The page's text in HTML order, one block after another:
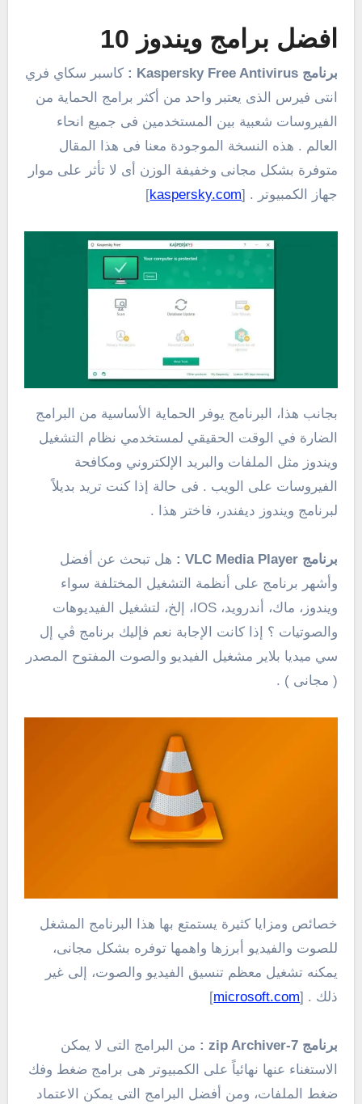
افضل برامج ويندوز 10
برنامج Kaspersky Free Antivirus : كاسبر سكاي فري
انتى فيرس الذى يعتبر واحد من أكثر برامج الحماية من
الفيروسات شعبية بين المستخدمين فى جميع انحاء
العالم . هذه النسخة الموجودة معنا فى هذا المقال
متوفرة بشكل مجانى وخفيفة الوزن أى لا تأثر على موار
جهاز الكمبيوتر . [kaspersky.com
]
بجانب هذا، البرنامج يوفر الحماية الأساسية من البرامج
الضارة في الوقت الحقيقي لمستخدمي نظام التشغيل
ويندوز مثل الملفات والبريد الإلكتروني ومكافحة
الفيروسات على الويب . فى حالة إذا كنت تريد بديلاً
لبرنامج ويندوز ديفندر، فاختر هذا .
برنامج VLC Media Player : هل تبحث عن أفضل
وأشهر برنامج على أنظمة التشغيل المختلفة سواء
ويندوز، ماك، أندرويد، IOS، إلخ، لتشغيل الفيديوهات
والصوتيات ؟ إذا كانت الإجابة نعم فإليك برنامج ڤي إل
سي ميديا بلاير مشغيل الفيديو والصوت المفتوح المصدر
( مجانى ) .
خصائص ومزايا كثيرة يستمتع بها هذا البرنامج المشغل
للصوت والفيديو أبرزها واهمها توفره بشكل مجانى،
يمكنه تشغيل معظم تنسيق الفيديو والصوت، إلى غير
ذلك . [microsoft.com
]
برنامج 7-zip Archiver : من البرامج التى لا يمكن
الاستغناء عنها نهائياً على الكمبيوتر هى برامج ضغط وفك
ضغط الملفات، ومن أفضل البرامج التى يمكن الاعتماد